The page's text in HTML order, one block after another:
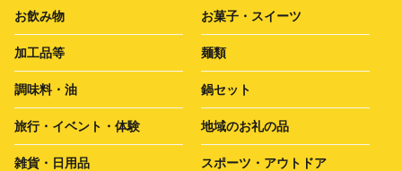
お飲み物 お菓子・スイーツ
加工品等 麺類
調味料・油 鍋セット
旅行・イベント・体験 地域のお礼の品
雑貨・日用品 スポーツ・アウトドア